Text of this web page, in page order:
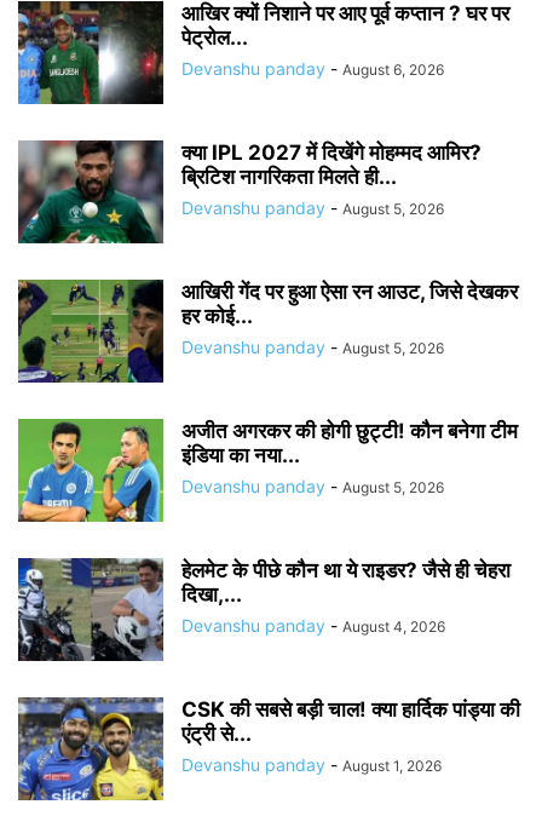
आखिर क्यों निशाने पर आए पूर्व कप्तान ? घर पर
पेट्रोल...
Devanshu panday - August 6, 2026
क्या IPL 2027 में दिखेंगे मोहम्मद आमिर?
ब्रिटिश नागरिकता मिलते ही...
Devanshu panday - August 5, 2026
आखिरी गेंद पर हुआ ऐसा रन आउट, जिसे देखकर
हर कोई...
Devanshu panday - August 5, 2026
अजीत अगरकर की होगी छुट्टी! कौन बनेगा टीम
इंडिया का नया...
Devanshu panday - August 5, 2026
हेलमेट के पीछे कौन था ये राइडर? जैसे ही चेहरा
दिखा,...
Devanshu panday - August 4, 2026
CSK की सबसे बड़ी चाल! क्या हार्दिक पांड्या की
एंट्री से...
Devanshu panday - August 1, 2026